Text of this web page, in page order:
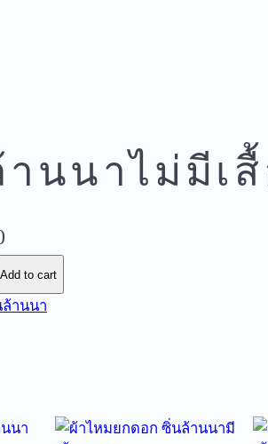
นนาไม่มีเสื้
Add to cart
านนา